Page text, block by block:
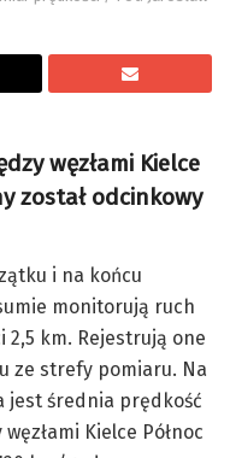
węzłami Kielce
został odcinkowy
i na końcu
monitorują ruch
2,5 km. Rejestrują one
ze strefy pomiaru. Na
jest średnia prędkość
Kielce Północ